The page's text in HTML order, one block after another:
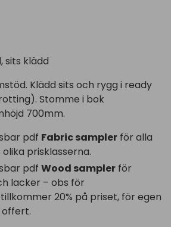
sits klädd
Klädd sits och rygg i ready
Stomme i bok
700mm.
pdf Fabric sampler för alla
prisklasserna.
pdf Wood sampler för
lacker – obs för
20% på priset, för egen